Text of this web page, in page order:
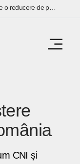
Înscrie-te în programul de reselleri și obține o reducere de până la 20%
CNI și